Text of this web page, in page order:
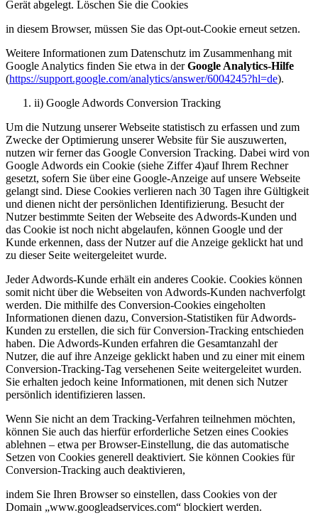
Gerät abgelegt. Löschen Sie die Cookies
in diesem Browser, müssen Sie das Opt-out-Cookie erneut setzen.
Weitere Informationen zum Datenschutz im Zusammenhang mit
Google Analytics finden Sie etwa in derGoogle Analytics-Hilfe
(https://support.google.com/analytics/answer/6004245?hl=de).
ii) Google Adwords Conversion Tracking
Um die Nutzung unserer Webseite statistisch zu erfassen und zum
Zwecke der Optimierung unserer Website für Sie auszuwerten,
nutzen wir ferner das Google Conversion Tracking. Dabei wird von
Google Adwords ein Cookie (siehe Ziffer 4)auf Ihrem Rechner
gesetzt, sofern Sie über eine Google-Anzeige auf unsere Webseite
gelangt sind. Diese Cookies verlieren nach 30 Tagen ihre Gültigkeit
und dienen nicht der persönlichen Identifizierung. Besucht der
Nutzer bestimmte Seiten der Webseite des Adwords-Kunden und
das Cookie ist noch nicht abgelaufen, können Google und der
Kunde erkennen, dass der Nutzer auf die Anzeige geklickt hat und
zu dieser Seite weitergeleitet wurde.
Jeder Adwords-Kunde erhält ein anderes Cookie. Cookies können
somit nicht über die Webseiten von Adwords-Kunden nachverfolgt
werden. Die mithilfe des Conversion-Cookies eingeholten
Informationen dienen dazu, Conversion-Statistiken für Adwords-
Kunden zu erstellen, die sich für Conversion-Tracking entschieden
haben. Die Adwords-Kunden erfahren die Gesamtanzahl der
Nutzer, die auf ihre Anzeige geklickt haben und zu einer mit einem
Conversion-Tracking-Tag versehenen Seite weitergeleitet wurden.
Sie erhalten jedoch keine Informationen, mit denen sich Nutzer
persönlich identifizieren lassen.
Wenn Sie nicht an dem Tracking-Verfahren teilnehmen möchten,
können Sie auch das hierfür erforderliche Setzen eines Cookies
ablehnen – etwa per Browser-Einstellung, die das automatische
Setzen von Cookies generell deaktiviert. Sie können Cookies für
Conversion-Tracking auch deaktivieren,
indem Sie Ihren Browser so einstellen, dass Cookies von der
Domain „www.googleadservices.com“ blockiert werden.